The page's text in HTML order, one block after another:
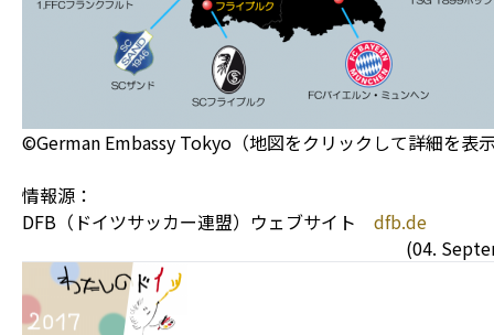
©German Embassy Tokyo（地図をクリックして詳細を表
情報源：
DFB（ドイツサッカー連盟）ウェブサイト dfb.de
(04.